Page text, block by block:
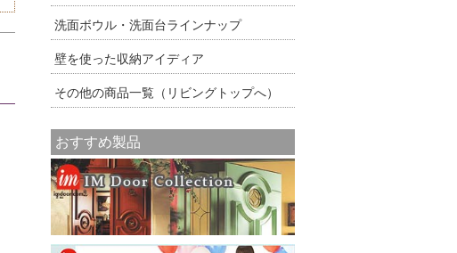
洗面ボウル・洗面台ラインナップ
壁を使った収納アイディア
その他の商品一覧（リビングトップへ）
おすすめ製品